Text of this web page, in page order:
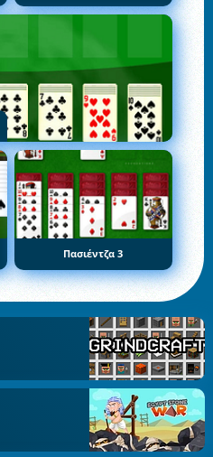
Πασιέντζα 3